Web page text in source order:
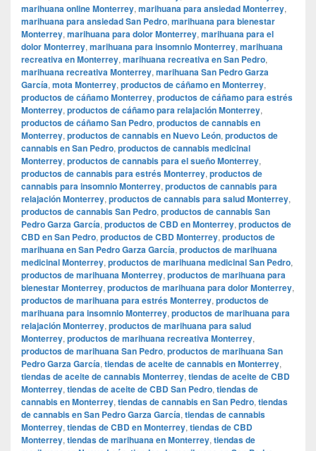
marihuana online Monterrey, marihuana para ansiedad Monterrey,
marihuana para ansiedad San Pedro, marihuana para bienestar
Monterrey, marihuana para dolor Monterrey, marihuana para el
dolor Monterrey, marihuana para insomnio Monterrey, marihuana
recreativa en Monterrey, marihuana recreativa en San Pedro,
marihuana recreativa Monterrey, marihuana San Pedro Garza
García, mota Monterrey, productos de cáñamo en Monterrey,
productos de cáñamo Monterrey, productos de cáñamo para estrés
Monterrey, productos de cáñamo para relajación Monterrey,
productos de cáñamo San Pedro, productos de cannabis en
Monterrey, productos de cannabis en Nuevo León, productos de
cannabis en San Pedro, productos de cannabis medicinal
Monterrey, productos de cannabis para el sueño Monterrey,
productos de cannabis para estrés Monterrey, productos de
cannabis para insomnio Monterrey, productos de cannabis para
relajación Monterrey, productos de cannabis para salud Monterrey,
productos de cannabis San Pedro, productos de cannabis San
Pedro Garza García, productos de CBD en Monterrey, productos de
CBD en San Pedro, productos de CBD Monterrey, productos de
marihuana en San Pedro Garza García, productos de marihuana
medicinal Monterrey, productos de marihuana medicinal San Pedro,
productos de marihuana Monterrey, productos de marihuana para
bienestar Monterrey, productos de marihuana para dolor Monterrey,
productos de marihuana para estrés Monterrey, productos de
marihuana para insomnio Monterrey, productos de marihuana para
relajación Monterrey, productos de marihuana para salud
Monterrey, productos de marihuana recreativa Monterrey,
productos de marihuana San Pedro, productos de marihuana San
Pedro Garza García, tiendas de aceite de cannabis en Monterrey,
tiendas de aceite de cannabis Monterrey, tiendas de aceite de CBD
Monterrey, tiendas de aceite de CBD San Pedro, tiendas de
cannabis en Monterrey, tiendas de cannabis en San Pedro, tiendas
de cannabis en San Pedro Garza García, tiendas de cannabis
Monterrey, tiendas de CBD en Monterrey, tiendas de CBD
Monterrey, tiendas de marihuana en Monterrey, tiendas de